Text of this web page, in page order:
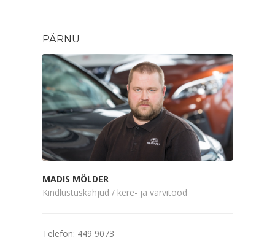
PÄRNU
MADIS MÖLDER
Kindlustuskahjud / kere- ja värvitööd
Telefon: 449 9073